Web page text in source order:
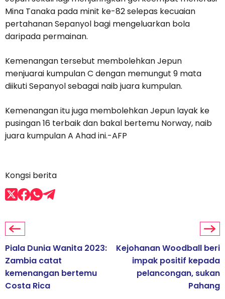
Mina Tanaka pada minit ke-82 selepas kecuaian
pertahanan Sepanyol bagi mengeluarkan bola
daripada permainan.
Kemenangan tersebut membolehkan Jepun
menjuarai kumpulan C dengan memungut 9 mata
diikuti Sepanyol sebagai naib juara kumpulan.
Kemenangan itu juga membolehkan Jepun layak ke
pusingan 16 terbaik dan bakal bertemu Norway, naib
juara kumpulan A Ahad ini.-AFP
Kongsi berita
Piala Dunia Wanita 2023:
Zambia catat
kemenangan bertemu
Costa Rica
Kejohanan Woodball beri
impak positif kepada
pelancongan, sukan
Pahang